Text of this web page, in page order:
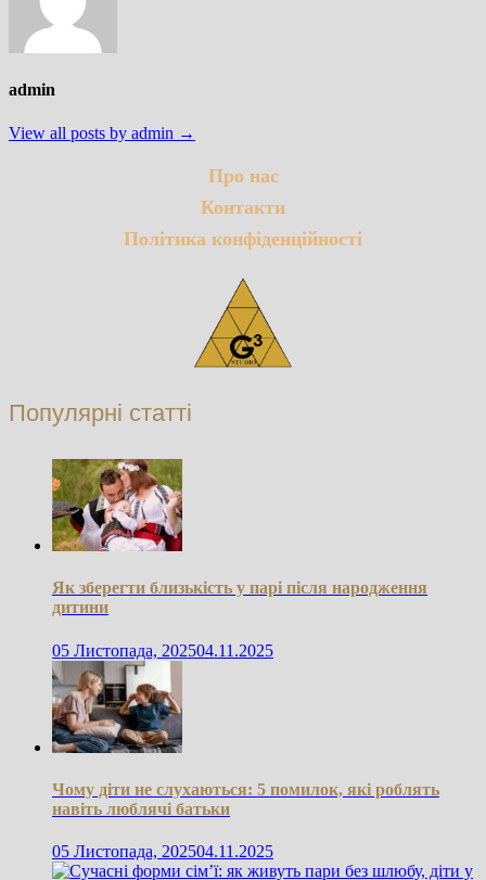
admin
View all posts by admin →
Про нас
Контакти
Політика конфіденційності
Популярні статті
Як зберегти близькість у парі після народження
дитини
05 Листопада, 202504.11.2025
Чому діти не слухаються: 5 помилок, які роблять
навіть люблячі батьки
05 Листопада, 202504.11.2025